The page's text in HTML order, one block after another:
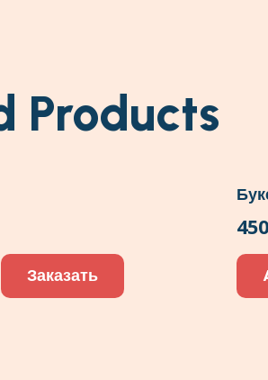
Products
Заказать